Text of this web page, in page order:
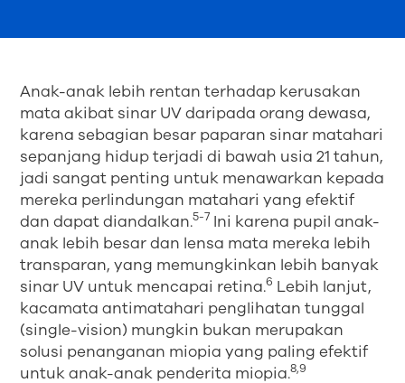
Anak-anak lebih rentan terhadap kerusakan
mata akibat sinar UV daripada orang dewasa,
karena sebagian besar paparan sinar matahari
sepanjang hidup terjadi di bawah usia 21 tahun,
jadi sangat penting untuk menawarkan kepada
mereka perlindungan matahari yang efektif
dan dapat diandalkan.5-7 Ini karena pupil anak-
anak lebih besar dan lensa mata mereka lebih
transparan, yang memungkinkan lebih banyak
sinar UV untuk mencapai retina.6 Lebih lanjut,
kacamata antimatahari penglihatan tunggal
(single-vision) mungkin bukan merupakan
solusi penanganan miopia yang paling efektif
untuk anak-anak penderita miopia.8,9